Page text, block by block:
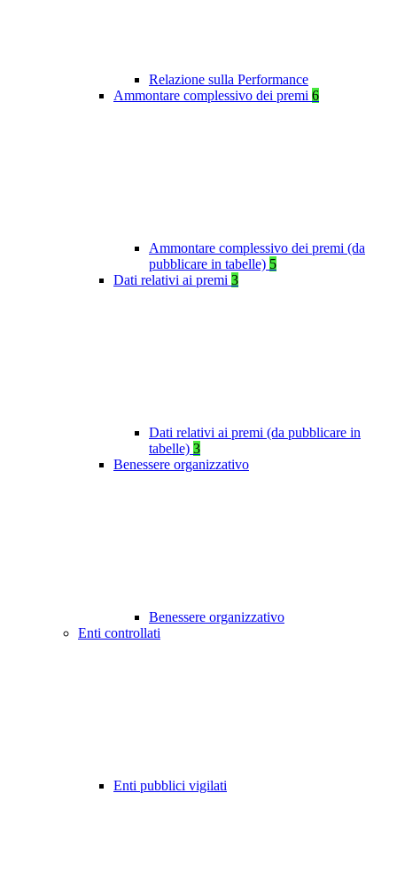
Relazione sulla Performance
Ammontare complessivo dei premi 6
Ammontare complessivo dei premi (da
pubblicare in tabelle) 5
Dati relativi ai premi 3
Dati relativi ai premi (da pubblicare in
tabelle) 3
Benessere organizzativo
Benessere organizzativo
Enti controllati
Enti pubblici vigilati